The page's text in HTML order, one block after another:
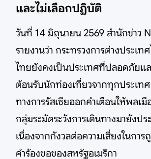
และไม่เลือกปฏิบัติ
วันที่ 14 มิถุนายน 2569 สำนักข่าว
รายงานว่า กระทรวงการต่างประเท
ไทยยังคงเป็นประเทศที่ปลอดภัยแ
ต้อนรับนักท่องเที่ยวจากทุกประเท
ทางการรัสเซียออกคำเตือนให้พลเมื
กลุ่มระมัดระวังการเดินทางมายังปร
เนื่องจากกังวลต่อความเสี่ยงในกา
คำร้องขอของสหรัฐอเมริกา